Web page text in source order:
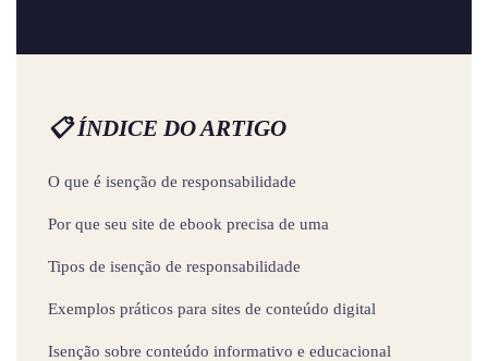
📋 ÍNDICE DO ARTIGO
O que é isenção de responsabilidade
Por que seu site de ebook precisa de uma
Tipos de isenção de responsabilidade
Exemplos práticos para sites de conteúdo digital
Isenção sobre conteúdo informativo e educacional